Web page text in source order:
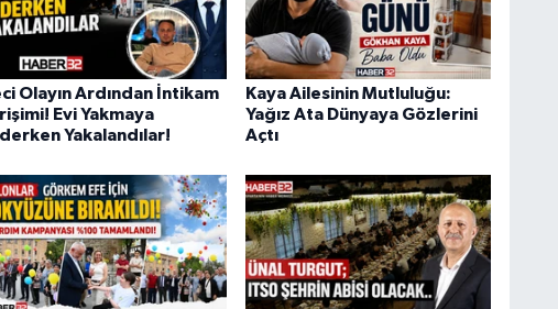
Olayın Ardından İntikam
Evi Yakmaya
Yakalandılar!
Kaya Ailesinin Mutluluğu:
Yağız Ata Dünyaya Gözlerini
Açtı